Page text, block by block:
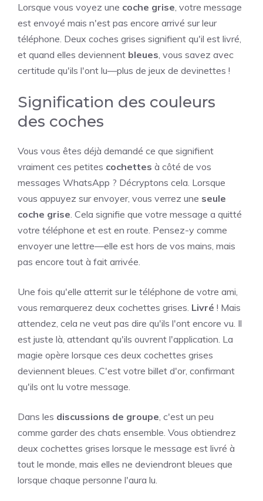
Lorsque vous voyez une coche grise, votre message
est envoyé mais n'est pas encore arrivé sur leur
téléphone. Deux coches grises signifient qu'il est livré,
et quand elles deviennent bleues, vous savez avec
certitude qu'ils l'ont lu—plus de jeux de devinettes !
Signification des couleurs
des coches
Vous vous êtes déjà demandé ce que signifient
vraiment ces petites cochettes à côté de vos
messages WhatsApp ? Décryptons cela. Lorsque
vous appuyez sur envoyer, vous verrez une seule
coche grise. Cela signifie que votre message a quitté
votre téléphone et est en route. Pensez-y comme
envoyer une lettre—elle est hors de vos mains, mais
pas encore tout à fait arrivée.
Une fois qu'elle atterrit sur le téléphone de votre ami,
vous remarquerez deux cochettes grises. Livré ! Mais
attendez, cela ne veut pas dire qu'ils l'ont encore vu. Il
est juste là, attendant qu'ils ouvrent l'application. La
magie opère lorsque ces deux cochettes grises
deviennent bleues. C'est votre billet d'or, confirmant
qu'ils ont lu votre message.
Dans les discussions de groupe, c'est un peu
comme garder des chats ensemble. Vous obtiendrez
deux cochettes grises lorsque le message est livré à
tout le monde, mais elles ne deviendront bleues que
lorsque chaque personne l'aura lu.